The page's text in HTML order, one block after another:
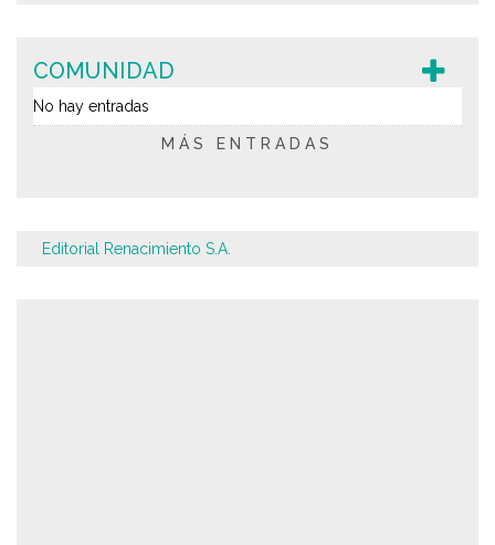
COMUNIDAD
No hay entradas
MÁS ENTRADAS
Editorial Renacimiento S.A.